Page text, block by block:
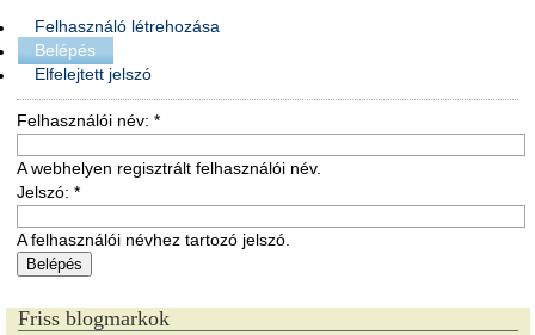
Felhasználó létrehozása
Belépés
Elfelejtett jelszó
Felhasználói név: *
A webhelyen regisztrált felhasználói név.
Jelszó: *
A felhasználói névhez tartozó jelszó.
Friss blogmarkok